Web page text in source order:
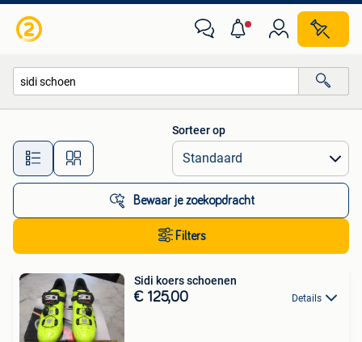
Alle afstanden…
Sorteer op
Bewaar je zoekopdracht
Filters
Sidi koers schoenen
€ 125,00 Details